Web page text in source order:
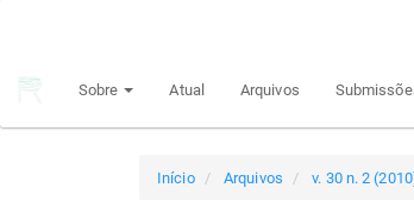
principal
Sobre Atual Arquivos
Início Arquivos v. 30 n. 2